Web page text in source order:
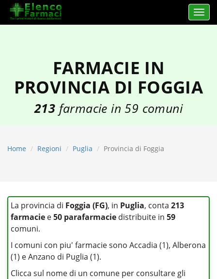
Apri
elencofarmaci.it
FARMACIE IN
PROVINCIA DI FOGGIA
213 farmacie in 59 comuni
Home Regioni Puglia Provincia di Foggia
La provincia di Foggia (FG), in Puglia, conta 213
farmacie e50 parafarmacie distribuite in 59
comuni.
I comuni con piu' farmacie sono Accadia (1), Alberona
(1) e Anzano di Puglia (1).
Clicca sul nome di un comune per consultare gli